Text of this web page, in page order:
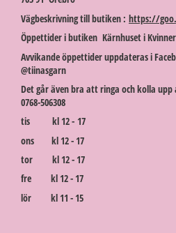
Vägbeskrivning till butiken : https://
Öppettider i butiken Kärnhuset i
Avvikande öppettider uppdateras i
@tiinasgarn
Det går även bra att ringa och kolla
0768-506308
tis kl 12 - 17
ons kl 12 - 17
tor kl 12 - 17
fre kl 12 - 17
lör kl 11 - 15